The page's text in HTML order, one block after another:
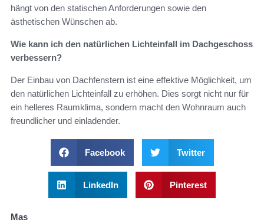
hängt von den statischen Anforderungen sowie den
ästhetischen Wünschen ab.
Wie kann ich den natürlichen Lichteinfall im Dachgeschoss
verbessern?
Der Einbau von Dachfenstern ist eine effektive Möglichkeit, um
den natürlichen Lichteinfall zu erhöhen. Dies sorgt nicht nur für
ein helleres Raumklima, sondern macht den Wohnraum auch
freundlicher und einladender.
Facebook Twitter
LinkedIn Pinterest
Mas